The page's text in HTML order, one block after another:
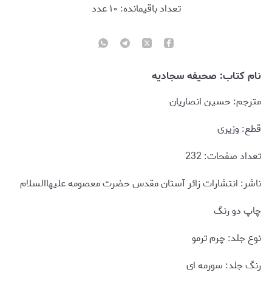
تعداد باقیمانده: ۱۰عدد
نام کتاب: صحیفه سجادیه
مترجم: حسین انصاریان
قطع: وزیری
تعداد صفحات: 232
ناشر: انتشارات زائر آستان مقدس حضرت معصومه علیهاالسلام
چاپ دو رنگ
نوع جلد: چرم ترمو
رنگ جلد: سورمه ای